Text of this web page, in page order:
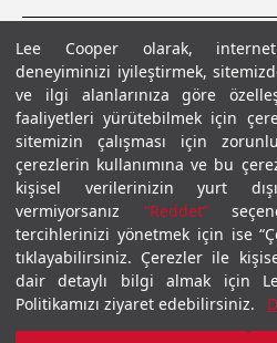
Lee Cooper olarak,
deneyiminizi iyileştirmek,
ve ilgi alanlarınıza göre
faaliyetleri yürütebilmek için
sitemizin çalışması için
çerezlerin kullanımına ve bu
kişisel verilerinizin yurt
vermiyorsanız “Reddet”
tercihlerinizi yönetmek için ise
tıklayabilirsiniz. Çerezler ile
dair detaylı bilgi almak için
Politikamızı ziyaret edebilirsiniz.
Gizlilik PolitikasıÇerez Politikası KVKK
© 2026 Leecooper - Tüm